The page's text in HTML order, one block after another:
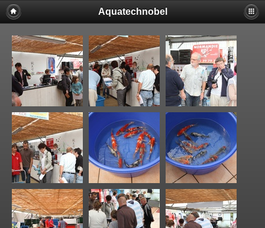
Aquatechnobel